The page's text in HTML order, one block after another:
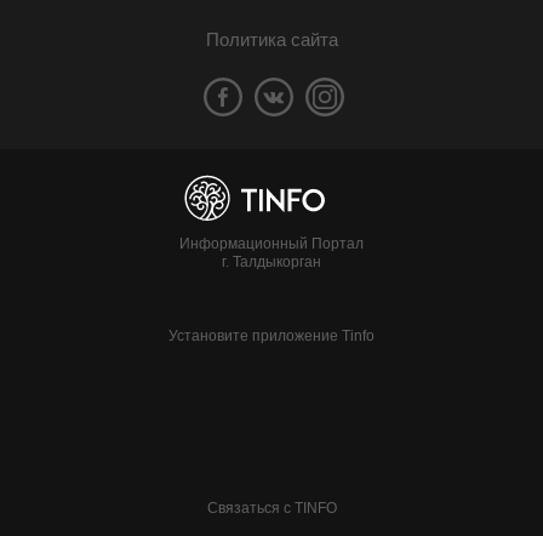
Политика сайта
Информационный Портал
г. Талдыкорган
Установите приложение Tinfo
Связаться с TINFO